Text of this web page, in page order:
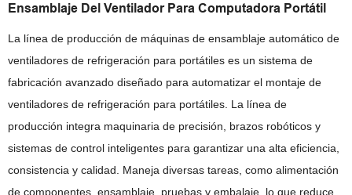
Ensamblaje Del Ventilador Para Computadora Portátil
La línea de producción de máquinas de ensamblaje automático de
ventiladores de refrigeración para portátiles es un sistema de
fabricación avanzado diseñado para automatizar el montaje de
ventiladores de refrigeración para portátiles. La línea de
producción integra maquinaria de precisión, brazos robóticos y
sistemas de control inteligentes para garantizar una alta eficiencia,
consistencia y calidad. Maneja diversas tareas, como alimentación
de componentes, ensamblaje, pruebas y embalaje, lo que reduce